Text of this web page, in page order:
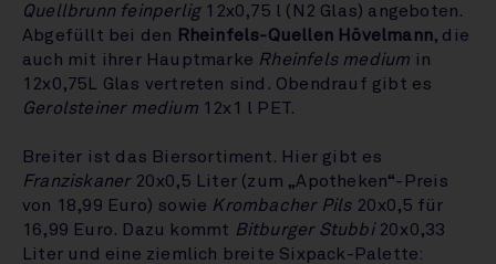
Quellbrunn feinperlig12x0,75 l (N2 Glas) angeboten.
Abgefüllt bei den
Rheinfels-Quellen Hövelmann, die
auch mit ihrer Hauptmarke Rheinfels medium in
12x0,75L Glas vertreten sind. Obendrauf gibt es
Gerolsteiner medium 12x1 l PET.
Breiter ist das Biersortiment. Hier gibt es
Franziskaner 20x0,5 Liter (zum „Apotheken“-Preis
von 18,99 Euro) sowie Krombacher Pils20x0,5 für
16,99 Euro. Dazu kommt Bitburger Stubbi20x0,33
Liter und eine ziemlich breite Sixpack-Palette: